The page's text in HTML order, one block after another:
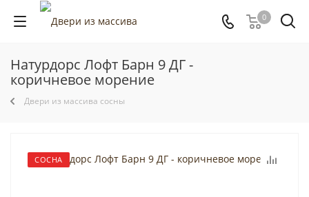
0
Натурдорс Лофт Барн 9 ДГ -
коричневое морение
Двери из массива сосны
СОСНА